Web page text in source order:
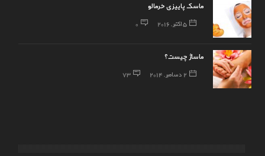
ماسک پاییزی خرمالو
5 اکتبر, 2016 0
ماساژ چیست؟
2 دسامبر, 2014 73